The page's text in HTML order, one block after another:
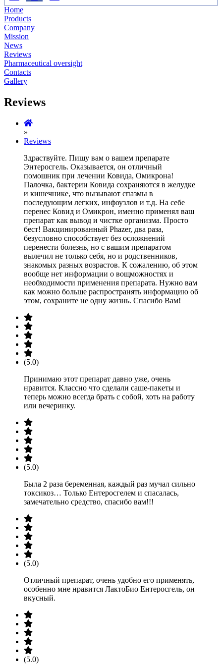
Home
Products
Company
Mission
News
Reviews
Pharmaceutical oversight
Contacts
Gallery
Reviews
»
Reviews
Здраствуйте. Пишу вам о вашем препарате
Энтеросгель. Оказывается, он отличный
помошник при лечении Ковида, Омикрона!
Палочка, бактерии Ковида сохраняются в желудке
и кишечнике, что вызывают спазмы в
последующим легких, инфоузлов и т.д. На себе
перенес Ковид и Омикрон, именно применял ваш
препарат как вывод и чистке организма. Просто
бест! Вакцинированный Phazer, два раза,
безусловно способствует без осложнений
перенести болезнь, но с вашим препаратом
вылечил не только себя, но и родственников,
знакомых разных возрастов. К сожалению, об этом
вообще нет информации о вощможностях и
необходимости применения препарата. Нужно вам
как можно больше распространять информацию об
этом, сохраните не одну жизнь. Спасибо Вам!
(5.0)
Принимаю этот препарат давно уже, очень
нравится. Классно что сделали саше-пакеты и
теперь можно всегда брать с собой, хоть на работу
или вечеринку.
(5.0)
Была 2 раза беременная, каждый раз мучал сильно
токсикоз… Только Ентеросгелем и спасалась,
замечательно средство, спасибо вам!!!
(5.0)
Отличный препарат, очень удобно его применять,
особенно мне нравится ЛактоБио Ентеросгель, он
вкусный.
(5.0)